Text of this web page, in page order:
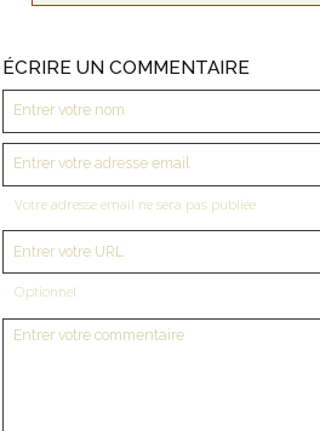
ÉCRIRE UN COMMENTAIRE
Votre adresse email ne sera pas publiée
Optionnel